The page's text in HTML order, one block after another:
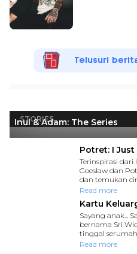
Telusuri